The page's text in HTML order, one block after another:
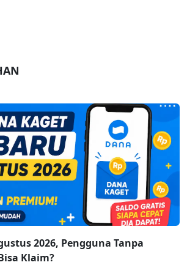
2026, Pengguna Tanpa
Klaim?